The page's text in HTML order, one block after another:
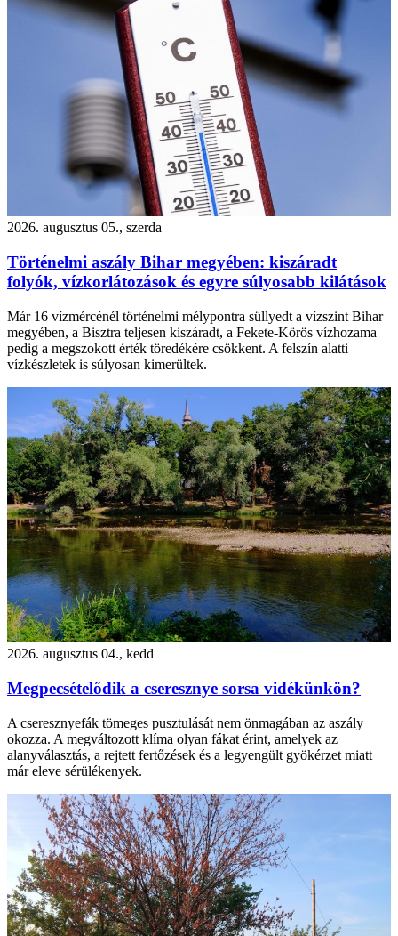
2026. augusztus 05., szerda
Történelmi aszály Bihar megyében: kiszáradt
folyók, vízkorlátozások és egyre súlyosabb kilátások
Már 16 vízmércénél történelmi mélypontra süllyedt a vízszint Bihar
megyében, a Bisztra teljesen kiszáradt, a Fekete-Körös vízhozama
pedig a megszokott érték töredékére csökkent. A felszín alatti
vízkészletek is súlyosan kimerültek.
2026. augusztus 04., kedd
Megpecsételődik a cseresznye sorsa vidékünkön?
A cseresznyefák tömeges pusztulását nem önmagában az aszály
okozza. A megváltozott klíma olyan fákat érint, amelyek az
alanyválasztás, a rejtett fertőzések és a legyengült gyökérzet miatt
már eleve sérülékenyek.